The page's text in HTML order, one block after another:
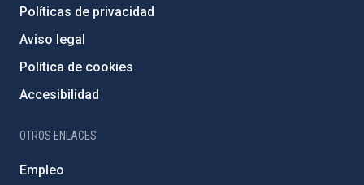
Políticas de privacidad
Aviso legal
Política de cookies
Accesibilidad
OTROS ENLACES
Empleo